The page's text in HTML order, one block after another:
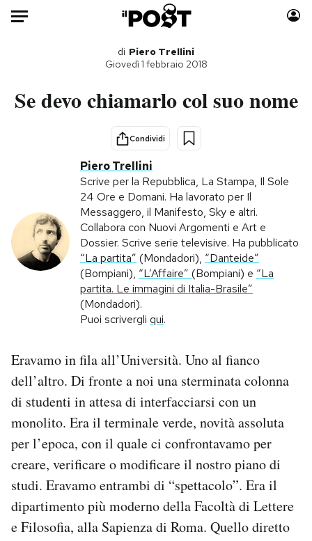
Auto
Tecnologia
Scienza
Cultura
Economia
Libri
Storie/Idee
Ok Boomer!
Media
Europa
Altrecose
Mondiali calcio 2026
NEWSLETTER
I MIEI PREFERITI
SHOP
CALENDARIO
di Piero Trellini
Giovedì 1 febbraio 2018
Se devo chiamarlo col suo nome
Condividi
Piero Trellini
Scrive per la Repubblica, La Stampa, Il Sole
24 Ore e Domani. Ha lavorato per Il
Messaggero, il Manifesto, Sky e altri.
Collabora con Nuovi Argomenti e Art e
Dossier. Scrive serie televisive. Ha pubblicato
“La partita” (Mondadori), “Danteide”
(Bompiani), “L’Affaire” (Bompiani) e “La
partita. Le immagini di Italia-Brasile”
(Mondadori).
Puoi scrivergli qui.
Eravamo in fila all’Università. Uno al fianco
dell’altro. Di fronte a noi una sterminata colonna
di studenti in attesa di interfacciarsi con un
monolito. Era il terminale verde, novità assoluta
per l’epoca, con il quale ci confrontavamo per
creare, verificare o modificare il nostro piano di
studi. Eravamo entrambi di “spettacolo”. Era il
dipartimento più moderno della Facoltà di Lettere
e Filosofia, alla Sapienza di Roma. Quello diretto